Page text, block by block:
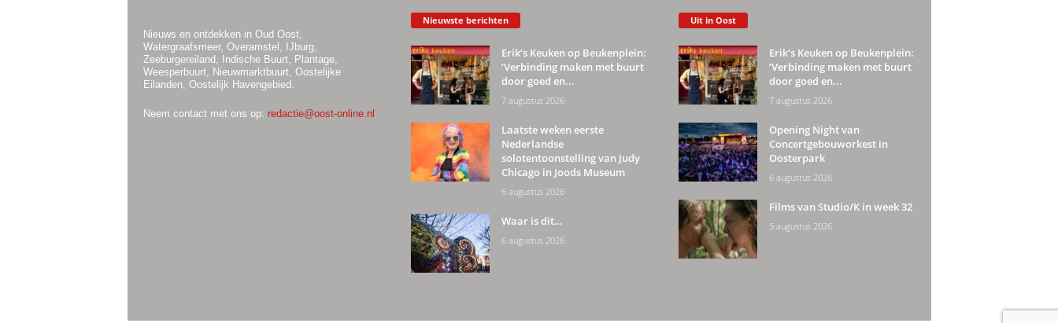
Nieuws en ontdekken in Oud Oost,
Watergraafsmeer, Overamstel, IJburg,
Zeeburgereiland, Indische Buurt, Plantage,
Weesperbuurt, Nieuwmarktbuurt, Oostelijke
Eilanden, Oostelijk Havengebied.
Neem contact met ons op: redactie@oost-online.nl
Nieuwste berichten
Erik’s Keuken op Beukenplein:
‘Verbinding maken met buurt
door goed en...
7 augustus 2026
Laatste weken eerste
Nederlandse
solotentoonstelling van Judy
Chicago in Joods Museum
6 augustus 2026
Waar is dit…
6 augustus 2026
Uit in Oost
Erik’s Keuken op Beukenplein:
‘Verbinding maken met buurt
door goed en...
7 augustus 2026
Opening Night van
Concertgebouworkest in
Oosterpark
6 augustus 2026
Films van Studio/K in week 32
5 augustus 2026